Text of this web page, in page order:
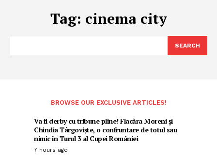
Tag: cinema city
SEARCH
BROWSE OUR EXCLUSIVE ARTICLES!
Va fi derby cu tribune pline! Flacăra Moreni și
Chindia Târgoviște, o confruntare de totul sau
nimic în Turul 3 al Cupei României
7 hours ago